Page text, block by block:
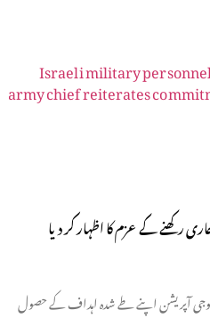
رکھنے کے عزم کا اظہار کر دیا
آپریشن اپنے طے شدہ اہداف کے حصول